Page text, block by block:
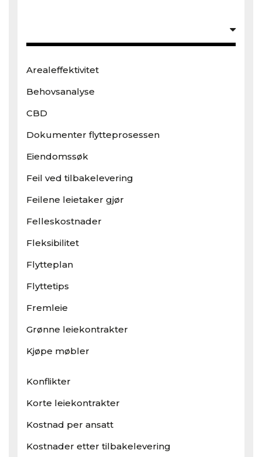
Arealeffektivitet
Behovsanalyse
CBD
Dokumenter flytteprosessen
Eiendomssøk
Feil ved tilbakelevering
Feilene leietaker gjør
Felleskostnader
Fleksibilitet
Flytteplan
Flyttetips
Fremleie
Grønne leiekontrakter
Kjøpe møbler
Konflikter
Korte leiekontrakter
Kostnad per ansatt
Kostnader etter tilbakelevering